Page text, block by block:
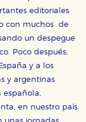
editoriales
con muchos de
un despegue
Poco después,
y a los
y argentinas
española,
en nuestro país.
nuestro sitio